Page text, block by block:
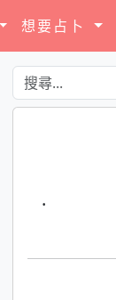
想要占卜
·